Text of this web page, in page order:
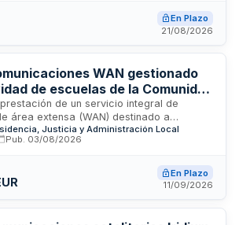
anualidades adicionales en modalidad
una. Los servicios se prestarán
Técnicas correspondiente,
gastos, tributos y tasas inherentes a la
En Plazo
21/08/2026
WAN gestionado
de escuelas de la Comunidad
de un servicio integral de
área extensa (WAN) destinado a
escalable y gestionada
a centros educativos de la
de infraestructuras de red,
y software, así como todas las
continuidad operativa alineada
Justicia y Administración Local
Pub. 03/08/2026
En Plazo
11/09/2026